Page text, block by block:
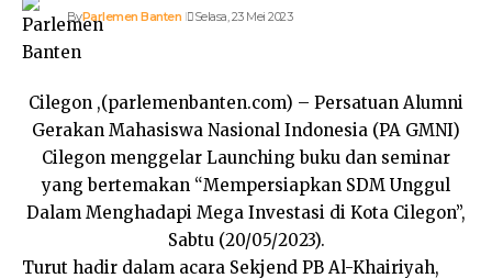
ByParlemen Banten Selasa, 23 Mei 2023
Cilegon ,(parlemenbanten.com) – Persatuan Alumni
Gerakan Mahasiswa Nasional Indonesia (PA GMNI)
Cilegon menggelar Launching buku dan seminar
yang bertemakan “Mempersiapkan SDM Unggul
Dalam Menghadapi Mega Investasi di Kota Cilegon”,
Sabtu (20/05/2023).
Turut hadir dalam acara Sekjend PB Al-Khairiyah,